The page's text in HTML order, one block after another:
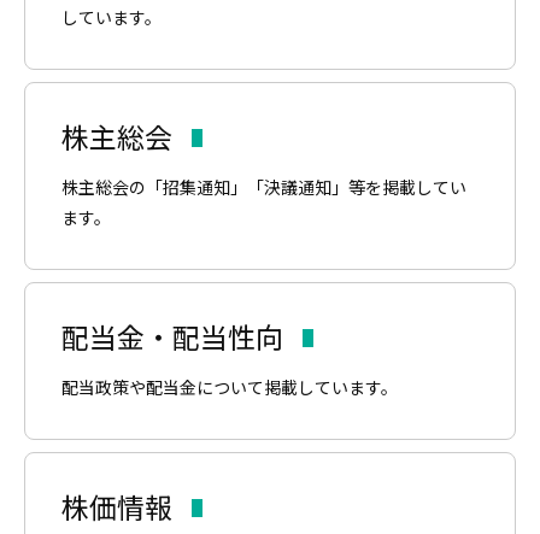
しています。
株主総会
株主総会の「招集通知」「決議通知」等を掲載してい
ます。
配当金・配当性向
配当政策や配当金について掲載しています。
株価情報